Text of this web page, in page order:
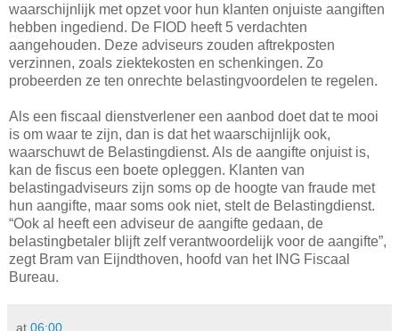
waarschijnlijk met opzet voor hun klanten onjuiste aangiften
hebben ingediend. De FIOD heeft 5 verdachten
aangehouden. Deze adviseurs zouden aftrekposten
verzinnen, zoals ziektekosten en schenkingen. Zo
probeerden ze ten onrechte belastingvoordelen te regelen.
Als een fiscaal dienstverlener een aanbod doet dat te mooi
is om waar te zijn, dan is dat het waarschijnlijk ook,
waarschuwt de Belastingdienst. Als de aangifte onjuist is,
kan de fiscus een boete opleggen. Klanten van
belastingadviseurs zijn soms op de hoogte van fraude met
hun aangifte, maar soms ook niet, stelt de Belastingdienst.
“Ook al heeft een adviseur de aangifte gedaan, de
belastingbetaler blijft zelf verantwoordelijk voor de aangifte”,
zegt Bram van Eijndthoven, hoofd van het ING Fiscaal
Bureau.
at 06:00